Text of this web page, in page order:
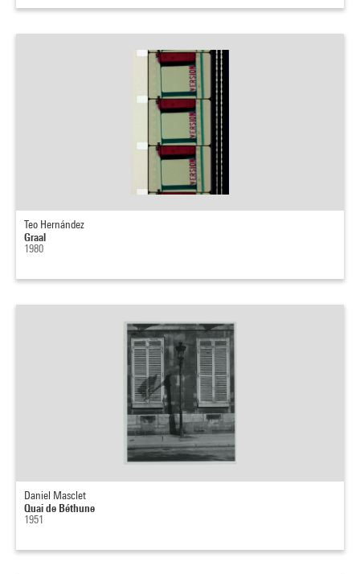
Teo Hernández
Graal
1980
Daniel Masclet
Quai de Béthune
1951